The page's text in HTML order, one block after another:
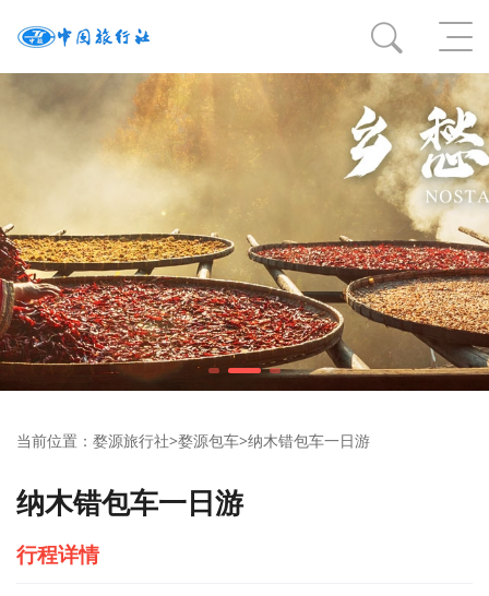
当前位置： 婺源旅行社>婺源包车>纳木错包车一日游
纳木错包车一日游
行程详情